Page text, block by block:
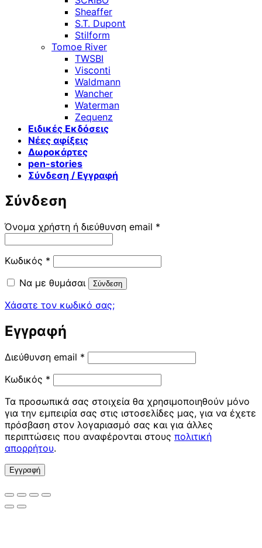
Sheaffer
S.T. Dupont
Stilform
Tomoe River
TWSBI
Visconti
Waldmann
Wancher
Waterman
Zequenz
Ειδικές Εκδόσεις
Νέες αφίξεις
Δωροκάρτες
pen-stories
Σύνδεση / Εγγραφή
Σύνδεση
Όνομα χρήστη ή διεύθυνση email *
Κωδικός *
Να με θυμάσαι
Σύνδεση
Χάσατε τον κωδικό σας;
Εγγραφή
Διεύθυνση email *
Κωδικός *
Τα προσωπικά σας στοιχεία θα χρησιμοποιηθούν μόνο
για την εμπειρία σας στις ιστοσελίδες μας, για να έχετε
πρόσβαση στον λογαριασμό σας και για άλλες
περιπτώσεις που αναφέρονται στους πολιτική
απορρήτου.
Εγγραφή